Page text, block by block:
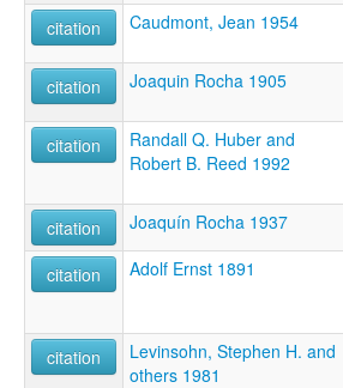
citation Caudmont, Jean 1954
citation
Joaquin Rocha 1905
citation
Randall Q. Huber and
Robert B. Reed 1992
citation
Joaquín Rocha 1937
citation Adolf Ernst 1891
citation
Levinsohn, Stephen H. and
others 1981